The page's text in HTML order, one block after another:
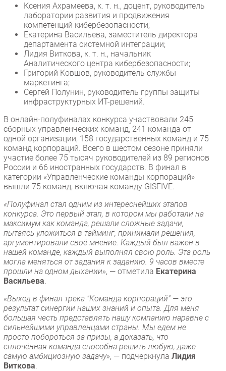
Проекты
IT класс
Тестовый стенд
Каталог компаний
Ксения Ахрамеева, к. т. н., доцент, руководитель
лаборатории развития и продвижения
компетенций кибербезопасности;
Екатерина Васильева, заместитель директора
департамента системной интеграции;
Лидия Виткова, к. т. н., начальник
Аналитического центра кибербезопасности;
Григорий Ковшов, руководитель службы
маркетинга;
Сергей Полунин, руководитель группы защиты
инфраструктурных ИТ-решений.
В онлайн-полуфиналах конкурса участвовали 245
сборных управленческих команд, 241 команда от
одной организации, 158 государственных команд и 75
команд корпораций. Всего в шестом сезоне приняли
участие более 75 тысяч руководителей из 89 регионов
России и 66 иностранных государств. В финал в
категории «Управленческие команды корпораций»
вышли 75 команд, включая команду GISFIVE.
«Полуфинал стал одним из интереснейших этапов
конкурса. Это первый этап, в котором мы работали на
максимум как команда, решали сложные задачи,
пытаясь уложиться в тайминг, принимали решения,
аргументировали своё мнение. Каждый был важен в
нашей команде, каждый выполнял свою роль. Эта роль
могла меняться от задания к заданию. 9 часов вместе
прошли на одном дыхании», — отметила Екатерина
Васильева
«Выход в финал трека "Команда корпораций" — это
результат синергии наших знаний и опыта. Для меня
большая честь представлять нашу компанию наравне с
сильнейшими управленцами страны. Мы едем не
просто побороться за призы, а доказать, что
сплочённая команда способна решить любую, даже
самую амбициозную задачу», — подчеркнула Лидия
Виткова